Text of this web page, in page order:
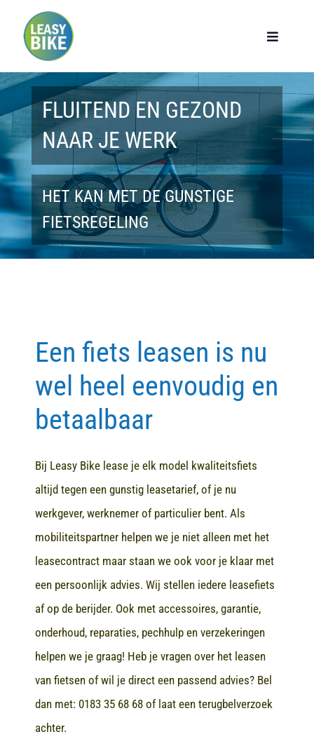
Toggle
Home
Werknemers
Werkgevers
Privé lease
Modellen
Contact
FLUITEND EN GEZOND
NAAR JE WERK
HET KAN MET DE GUNSTIGE
FIETSREGELING
Een fiets leasen is nu
wel heel eenvoudig en
betaalbaar
Bij Leasy Bike lease je elk model kwaliteitsfiets
altijd tegen een gunstig leasetarief, of je nu
werkgever, werknemer of particulier bent. Als
mobiliteitspartner helpen we je niet alleen met het
leasecontract maar staan we ook voor je klaar met
een persoonlijk advies. Wij stellen iedere leasefiets
af op de berijder. Ook met accessoires, garantie,
onderhoud, reparaties, pechhulp en verzekeringen
helpen we je graag! Heb je vragen over het leasen
van fietsen of wil je direct een passend advies? Bel
dan met: 0183 35 68 68of laat een terugbelverzoek
achter.